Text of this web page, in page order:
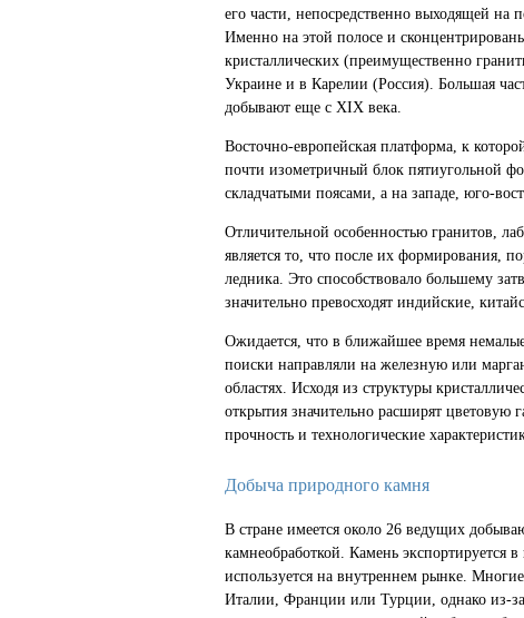
его части, непосредственно выходящей на
Именно на этой полосе и
кристаллических (преимущественно
Украине и в Карелии (Россия). Большая
добывают еще с ХІХ века.
Восточно-европейская платформа, к
почти изометричный блок пятиугольной
складчатыми поясами, а на западе, юго-
Отличительной особенностью гранитов,
является то, что после их формирования,
ледника. Это способствовало большему
значительно превосходят индийские,
Ожидается, что в ближайшее время
поиски направляли на железную или
областях. Исходя из структуры
открытия значительно расширят цветовую
прочность и технологические
Добыча природного камня
В стране имеется около 26 ведущих
камнеобработкой. Камень экспортируется
используется на внутреннем рынке.
Италии, Франции или Турции, однако из-